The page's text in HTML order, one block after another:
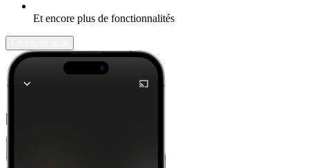
Et encore plus de fonctionnalités